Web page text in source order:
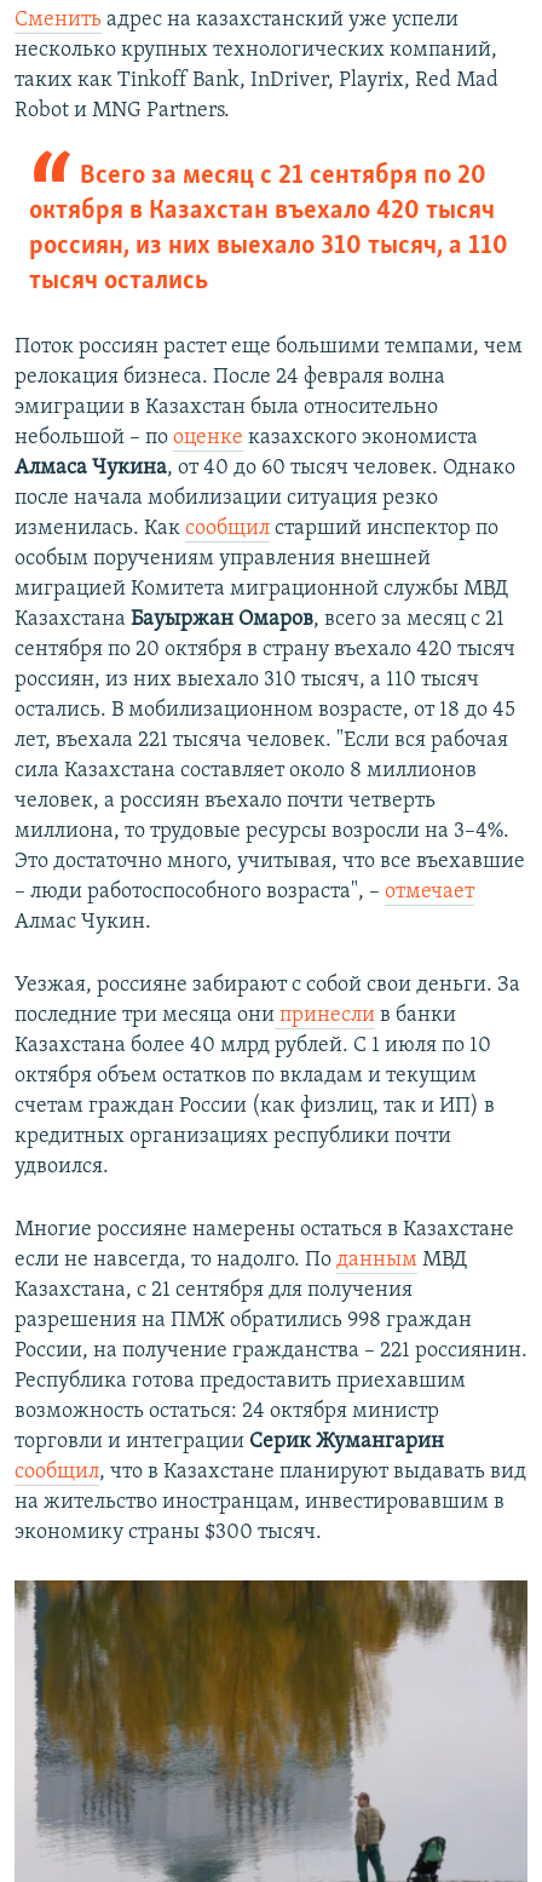
Сменить адрес на казахстанский уже успели
несколько крупных технологических компаний,
таких как Tinkoff Bank, InDriver, Playrix, Red Mad
Robot и MNG Partners.
Всего за месяц с 21 сентября по 20
октября в Казахстан въехало 420 тысяч
россиян, из них выехало 310 тысяч, а 110
тысяч остались
Поток россиян растет еще большими темпами, чем
релокация бизнеса. После 24 февраля волна
эмиграции в Казахстан была относительно
небольшой – по оценке казахского экономиста
Алмаса Чукина, от 40 до 60 тысяч человек. Однако
после начала мобилизации ситуация резко
изменилась. Как сообщил старший инспектор по
особым поручениям управления внешней
миграцией Комитета миграционной службы МВД
Казахстана Бауыржан Омаров, всего за месяц с 21
сентября по 20 октября в страну въехало 420 тысяч
россиян, из них выехало 310 тысяч, а 110 тысяч
остались. В мобилизационном возрасте, от 18 до 45
лет, въехала 221 тысяча человек. "Если вся рабочая
сила Казахстана составляет около 8 миллионов
человек, а россиян въехало почти четверть
миллиона, то трудовые ресурсы возросли на 3–4%.
Это достаточно много, учитывая, что все въехавшие
– люди работоспособного возраста", – отмечает
Алмас Чукин.
Уезжая, россияне забирают с собой свои деньги. За
последние три месяца они принесли в банки
Казахстана более 40 млрд рублей. С 1 июля по 10
октября объем остатков по вкладам и текущим
счетам граждан России (как физлиц, так и ИП) в
кредитных организациях республики почти
удвоился.
Многие россияне намерены остаться в Казахстане
если не навсегда, то надолго. По данным МВД
Казахстана, с 21 сентября для получения
разрешения на ПМЖ обратились 998 граждан
России, на получение гражданства – 221 россиянин.
Республика готова предоставить приехавшим
возможность остаться: 24 октября министр
торговли и интеграции Серик Жумангарин
сообщил, что в Казахстане планируют выдавать вид
на жительство иностранцам, инвестировавшим в
экономику страны $300 тысяч.